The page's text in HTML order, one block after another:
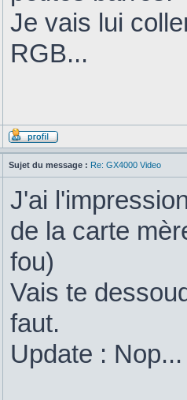
Je vais lui
RGB...
Sujet du message : Re: GX4000 Video
J'ai
de la carte
fou)
Vais te
faut.
Update :